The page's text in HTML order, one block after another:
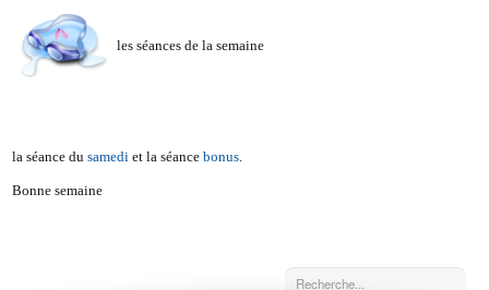
les séances de la semaine
la séance dusamedi et la séancebonus.
Bonne semaine